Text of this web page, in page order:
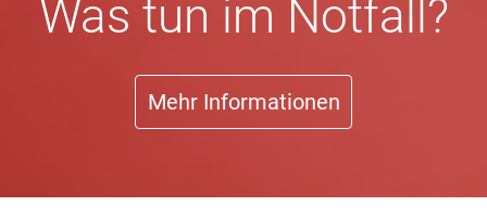
Was tun im Notfall?
Mehr Informationen